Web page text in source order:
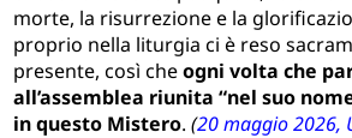
morte, la risurrezione e la
proprio nella liturgia ci è reso
presente, così cheogni volta che
all’assemblea riunita “nel suo
in questo Mistero. (20 maggio 2026,